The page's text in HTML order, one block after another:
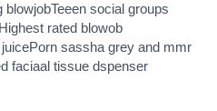
social groups
rated blowob
sassha grey and mmr
faciaal tissue dspenser